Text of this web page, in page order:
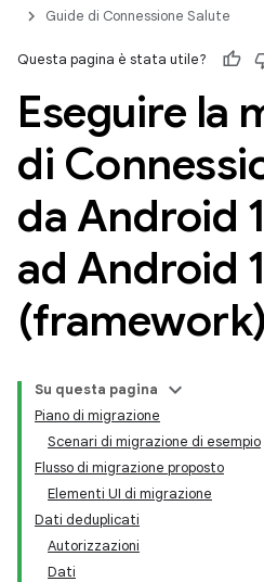
Guide di Connessione Salute
Questa pagina è stata utile?
Eseguire la
di
da Android
ad Android
(framework)
Su questa pagina
Piano di migrazione
Scenari di migrazione di esempio
Flusso di migrazione proposto
Elementi UI di migrazione
Dati deduplicati
Autorizzazioni
Dati